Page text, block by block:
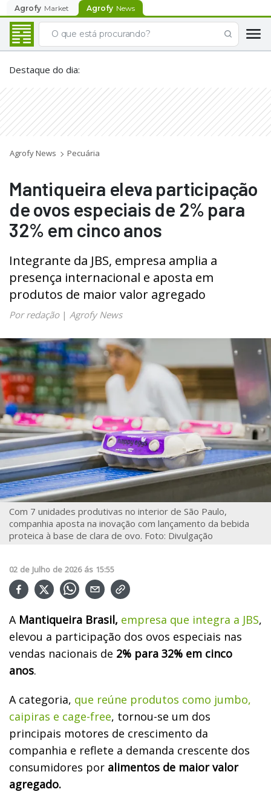
Agrofy Market Agrofy News
Destaque do dia:
Agrofy News Pecuária
Mantiqueira eleva participação
de ovos especiais de 2% para
32% em cinco anos
Integrante da JBS, empresa amplia a
presença internacional e aposta em
produtos de maior valor agregado
Por redação| Agrofy News
Com 7 unidades produtivas no interior de São Paulo,
companhia aposta na inovação com lançamento da bebida
proteica à base de clara de ovo. Foto: Divulgação
02 de Julho de 2026 ás 15:55
AMantiqueira Brasil, empresa que integra a JBS,
elevou a participação dos ovos especiais nas
vendas nacionais de 2% para 32% em cinco
anos.
A categoria, que reúne produtos como jumbo,
caipiras e cage-free, tornou-se um dos
principais motores de crescimento da
companhia e reflete a demanda crescente dos
consumidores por alimentos de maior valor
agregado.